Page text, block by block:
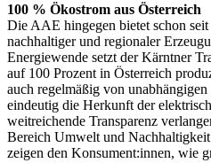
100 % Ökostrom aus Österreich
Die AAE hingegen bietet schon
nachhaltiger und regionaler
Energiewende setzt der Kärntner
auf 100 Prozent in Österreich
auch regelmäßig von
eindeutig die Herkunft der
weitreichende Transparenz
Bereich Umwelt und
zeigen den Konsument:innen, wie